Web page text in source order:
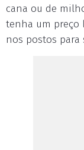
cana ou de
tenha um preço
nos postos para